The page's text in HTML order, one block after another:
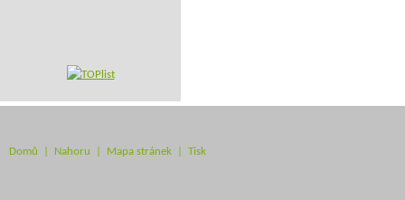
Domů Nahoru Mapa stránek Tisk